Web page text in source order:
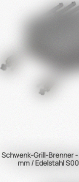
Schwenk-Grill-Brenner
mm / Edelstahl